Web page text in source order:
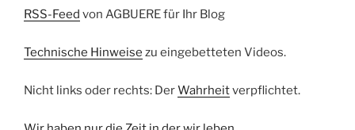
RSS-Feed von AGBUERE für Ihr Blog
Technische Hinweise zu eingebetteten Videos.
Nicht links oder rechts: DerWahrheitverpflichtet.